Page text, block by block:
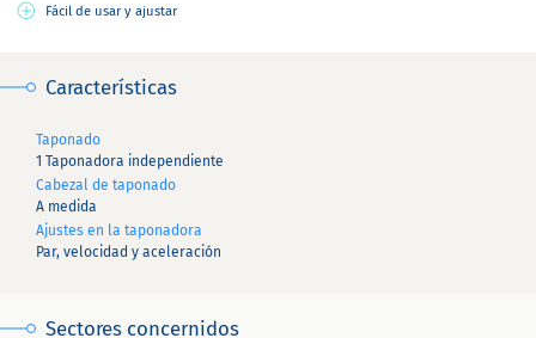
Fácil de usar y ajustar
Características
Taponado
1 Taponadora independiente
Cabezal de taponado
A medida
Ajustes en la taponadora
Par, velocidad y aceleración
Sectores concernidos